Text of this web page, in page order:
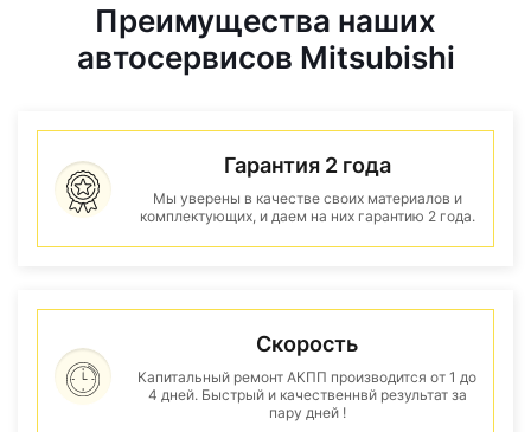
Преимущества наших
автосервисов Mitsubishi
Гарантия 2 года
Мы уверены в качестве своих материалов и
комплектующих, и даем на них гарантию 2 года.
Скорость
Капитальный ремонт АКПП производится от 1 до
4 дней. Быстрый и качественнвй результат за
пару дней !